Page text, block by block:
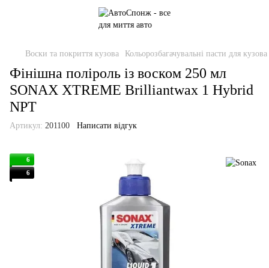
Воски та покриття кузова Кольорозбагачувальні пасти для кузова
Фінішна поліроль із воском 250 мл
SONAX XTREME Brilliantwax 1 Hybrid
NPT
Артикул: 201100 Написати відгук
6
6